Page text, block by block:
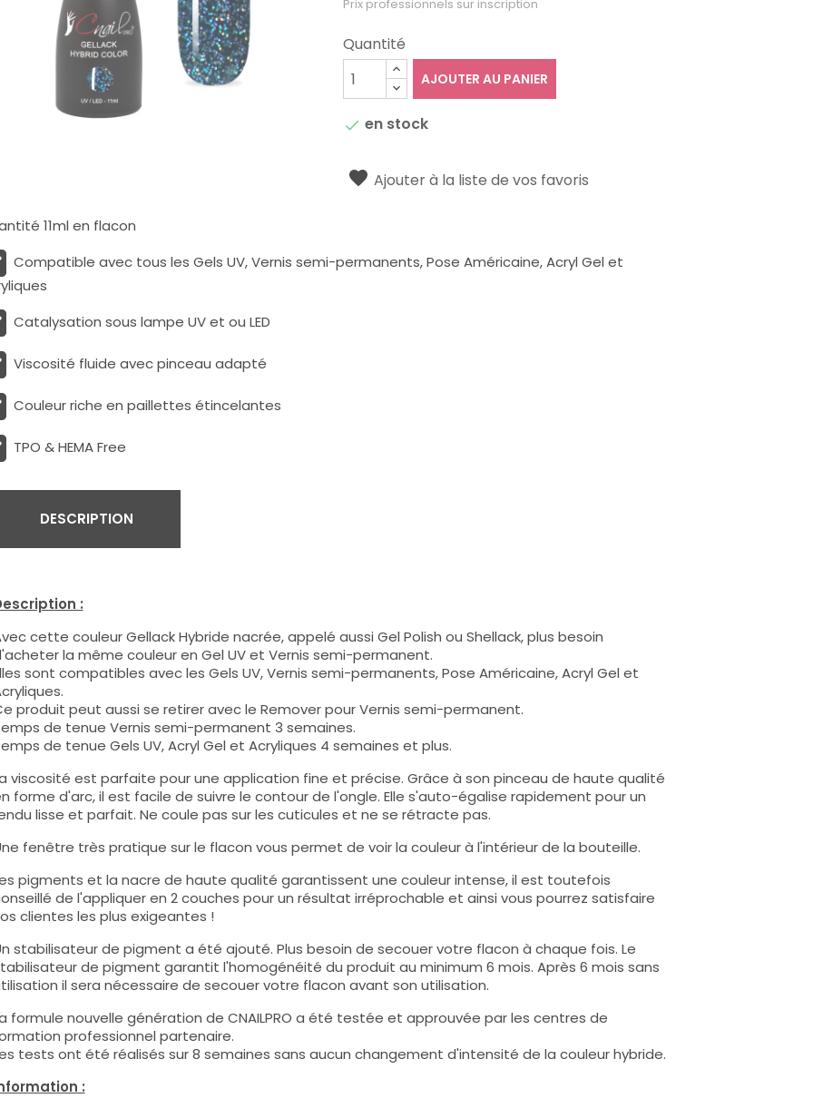
Prix professionnels sur inscription
Quantité
AJOUTER AU PANIER
 en stock
Ajouter à la liste de vos favoris
11ml en flacon
Compatible avec tous les Gels UV, Vernis semi-permanents, Pose Américaine, Acryl Gel et
Catalysation sous lampe UV et ou LED
Viscosité fluide avec pinceau adapté
Couleur riche en paillettes étincelantes
TPO & HEMA Free
DESCRIPTION
:
cette couleur Gellack Hybride nacrée, appelé aussi Gel Polish ou Shellack, plus besoin
la même couleur en Gel UV et Vernis semi-permanent.
sont compatibles avec les Gels UV, Vernis semi-permanents, Pose Américaine, Acryl Gel et
produit peut aussi se retirer avec le Remover pour Vernis semi-permanent.
de tenue Vernis semi-permanent 3 semaines.
de tenue Gels UV, Acryl Gel et Acryliques 4 semaines et plus.
viscosité est parfaite pour une application fine et précise. Grâce à son pinceau de haute qualité
forme d'arc, il est facile de suivre le contour de l'ongle. Elle s'auto-égalise rapidement pour un
lisse et parfait. Ne coule pas sur les cuticules et ne se rétracte pas.
fenêtre très pratique sur le flacon vous permet de voir la couleur à l'intérieur de la bouteille.
pigments et la nacre de haute qualité garantissent une couleur intense, il est toutefois
de l'appliquer en 2 couches pour un résultat irréprochable et ainsi vous pourrez satisfaire
clientes les plus exigeantes !
stabilisateur de pigment a été ajouté. Plus besoin de secouer votre flacon à chaque fois. Le
de pigment garantit l'homogénéité du produit au minimum 6 mois. Après 6 mois sans
il sera nécessaire de secouer votre flacon avant son utilisation.
formule nouvelle génération de CNAILPRO a été testée et approuvée par les centres de
professionnel partenaire.
tests ont été réalisés sur 8 semaines sans aucun changement d'intensité de la couleur hybride.
: